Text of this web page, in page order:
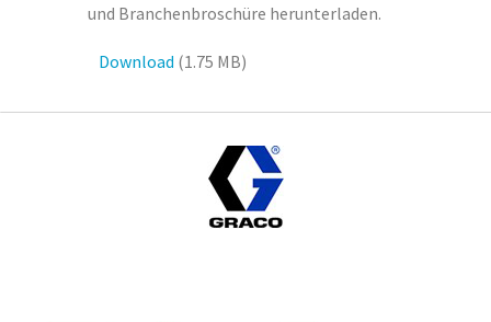
und Branchenbroschüre herunterladen.
Download (1.75 MB)